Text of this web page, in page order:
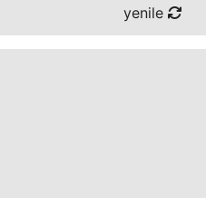
yenile